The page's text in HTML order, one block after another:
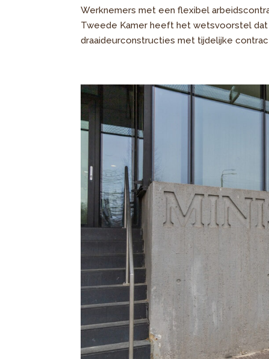
Werknemers met een flexibel
Tweede Kamer heeft het wetsvoorstel
draaideurconstructies met tijdelijke